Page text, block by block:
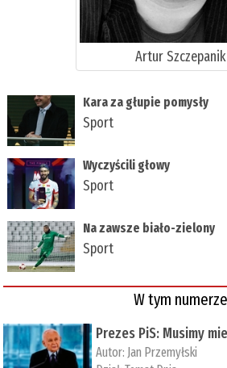
Artur Szczepanik
Kara za głupie pomysły
Sport
Wyczyścili głowy
Sport
Na zawsze biało-zielony
Sport
W tym numerze
Prezes PiS: Musimy
Autor: Jan Przemyłski